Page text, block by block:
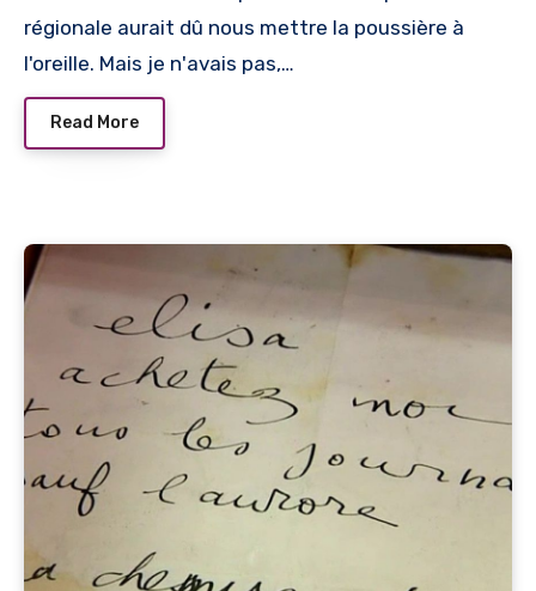
régionale aurait dû nous mettre la poussière à
l'oreille. Mais je n'avais pas,…
Read More